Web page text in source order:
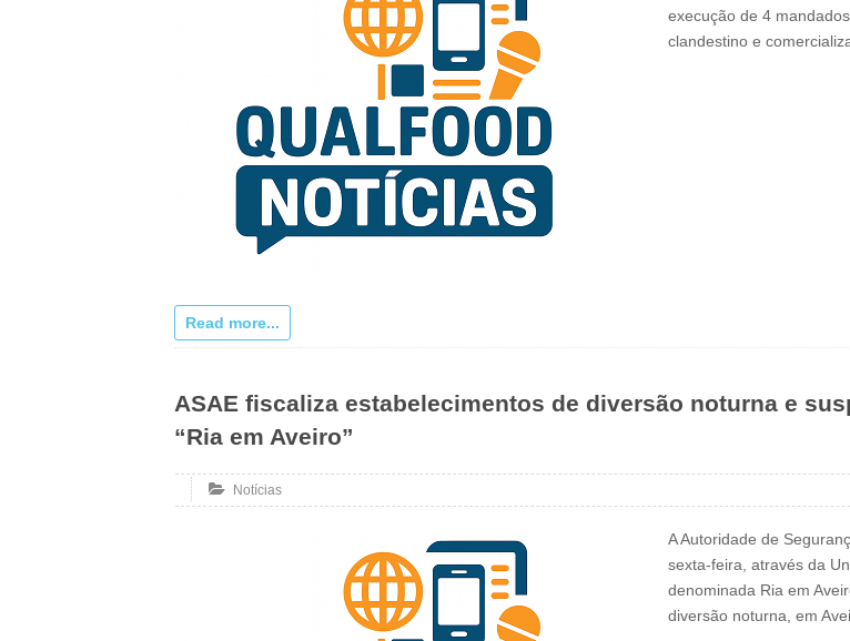
execução de 4
clandestino e
Read more...
ASAE fiscaliza estabelecimentos de diversão noturna e
“Ria em Aveiro”
Notícias
A Autoridade de
sexta-feira, através da
denominada Ria em
diversão noturna, em